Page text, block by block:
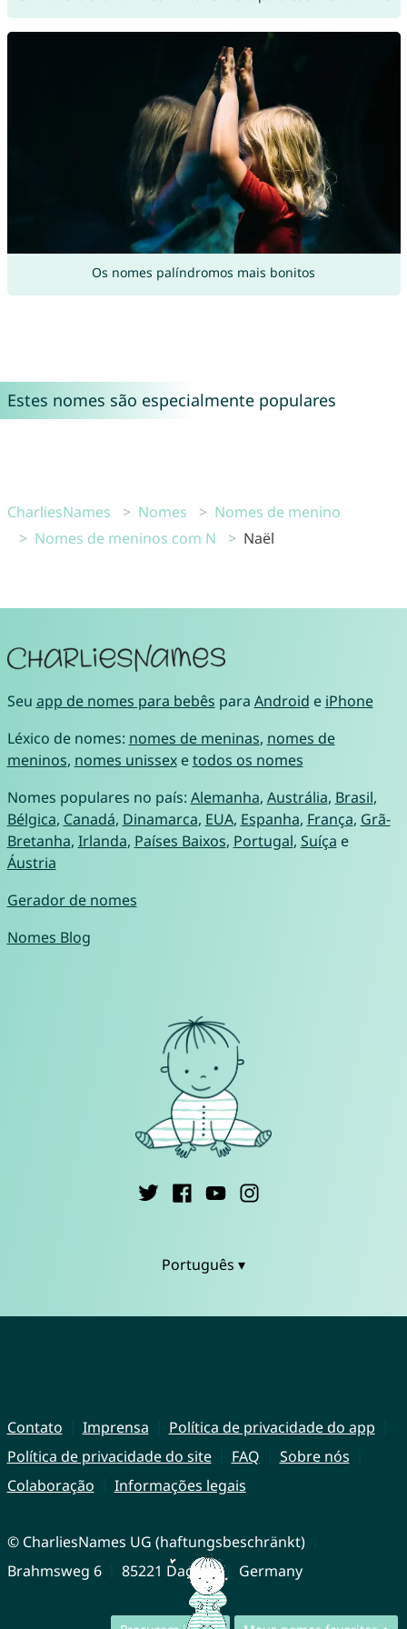
Os nomes palíndromos mais bonitos
Estes nomes são especialmente populares
CharliesNames Nomes
Nomes de menino
Nomes de meninos com N
Naël
Seu app de nomes para bebês para Android e iPhone
Léxico de nomes: nomes de meninas, nomes de
meninos, nomes unissexetodos os nomes
Nomes populares no país: Alemanha, Austrália, Brasil,
Bélgica, Canadá, Dinamarca, EUA, Espanha, França, Grã-
Bretanha, Irlanda, Países Baixos, Portugal, Suíça e
Áustria
Gerador de nomes
Nomes Blog
Português ▾
Contato Imprensa
Política de privacidade do app
Política de privacidade do site
FAQ
Sobre nós
Colaboração
Informações legais
© CharliesNames UG (haftungsbeschränkt)
Brahmsweg 6
85221 Dachau Germany